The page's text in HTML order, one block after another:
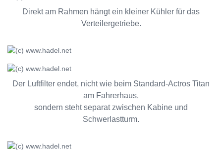
Direkt am Rahmen hängt ein kleiner Kühler für das
Verteilergetriebe.
Der Luftfilter endet, nicht wie beim Standard-Actros Titan
am Fahrerhaus,
sondern steht separat zwischen Kabine und
Schwerlastturm.